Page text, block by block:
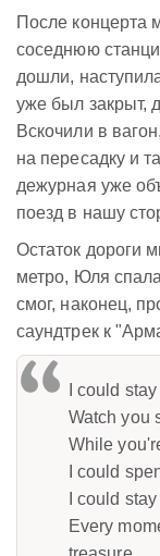
После
соседнюю
дошли,
уже был закрыт,
Вскочили в
на пересадку и
дежурная уже
поезд в нашу
Остаток дороги
метро, Юля
смог, наконец,
саундтрек к
I could
Watch you
While
I could
I could
Every